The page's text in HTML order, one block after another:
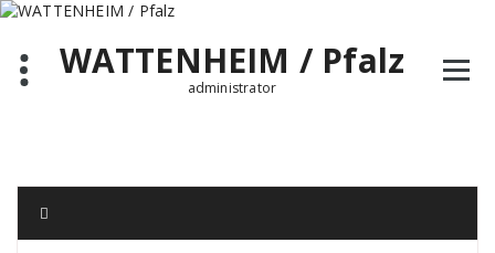
Zum
springenWATTENHEIM / Pfalz
administrator